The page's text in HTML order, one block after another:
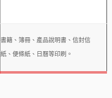
書籍、簿冊、產品說明書、信封信
紙、便條紙、日曆等印刷。